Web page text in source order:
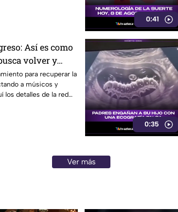
0:41
Así es como
volver y
años 2000
para recuperar la
a músicos y
los detalles de la red
0:35
Ver más